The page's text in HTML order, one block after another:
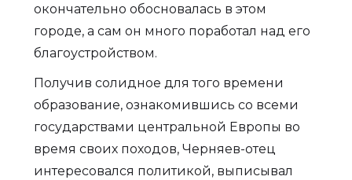
окончательно обосновалась в этом
городе, а сам он много поработал над его
благоустройством.
Получив солидное для того времени
образование, ознакомившись со всеми
государствами центральной Европы во
время своих походов, Черняев-отец
интересовался политикой, выписывал